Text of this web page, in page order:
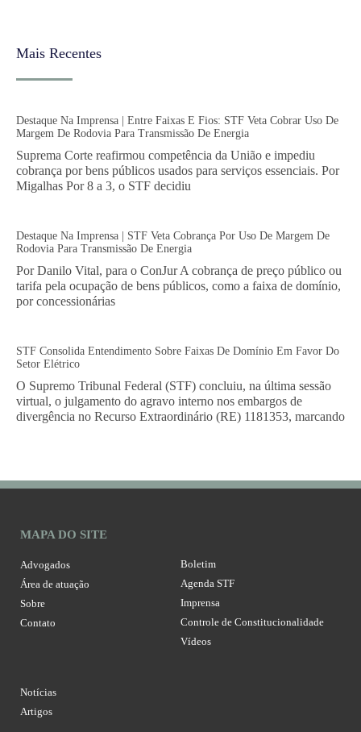
Mais Recentes
Destaque Na Imprensa | Entre Faixas E Fios: STF Veta Cobrar Uso De
Margem De Rodovia Para Transmissão De Energia
Suprema Corte reafirmou competência da União e impediu
cobrança por bens públicos usados para serviços essenciais. Por
Migalhas Por 8 a 3, o STF decidiu
Destaque Na Imprensa | STF Veta Cobrança Por Uso De Margem De
Rodovia Para Transmissão De Energia
Por Danilo Vital, para o ConJur A cobrança de preço público ou
tarifa pela ocupação de bens públicos, como a faixa de domínio,
por concessionárias
STF Consolida Entendimento Sobre Faixas De Domínio Em Favor Do
Setor Elétrico
O Supremo Tribunal Federal (STF) concluiu, na última sessão
virtual, o julgamento do agravo interno nos embargos de
divergência no Recurso Extraordinário (RE) 1181353, marcando
MAPA DO SITE
Advogados
Área de atuação
Sobre
Contato
Boletim
Agenda STF
Imprensa
Controle de Constitucionalidade
Vídeos
Notícias
Artigos